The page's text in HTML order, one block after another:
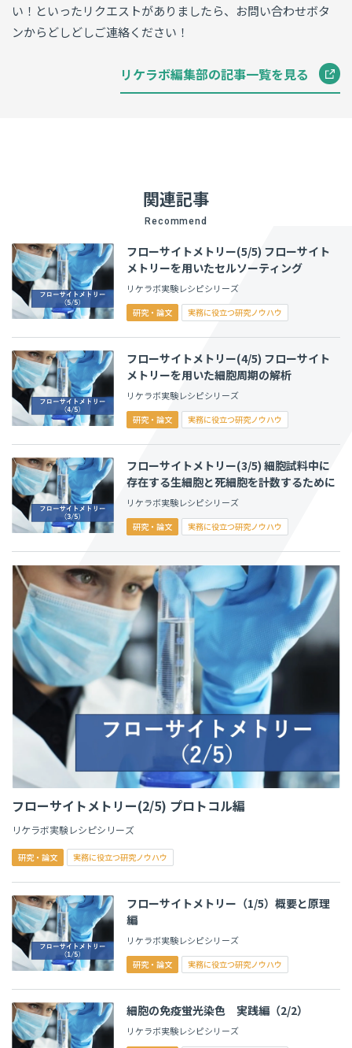
い！といったリクエストがありましたら、お問い合わせボタ
ンからどしどしご連絡ください！
リケラボ編集部の記事一覧を見る
関連記事
Recommend
フローサイトメトリー(5/5) フローサイト
メトリーを用いたセルソーティング
リケラボ実験レシピシリーズ
研究・論文 実務に役立つ研究ノウハウ
フローサイトメトリー(4/5) フローサイト
メトリーを用いた細胞周期の解析
リケラボ実験レシピシリーズ
研究・論文 実務に役立つ研究ノウハウ
フローサイトメトリー(3/5) 細胞試料中に
存在する生細胞と死細胞を計数するために
リケラボ実験レシピシリーズ
研究・論文 実務に役立つ研究ノウハウ
フローサイトメトリー(2/5) プロトコル編
リケラボ実験レシピシリーズ
研究・論文 実務に役立つ研究ノウハウ
フローサイトメトリー（1/5）概要と原理
編
リケラボ実験レシピシリーズ
研究・論文 実務に役立つ研究ノウハウ
細胞の免疫蛍光染色 実践編（2/2）
リケラボ実験レシピシリーズ